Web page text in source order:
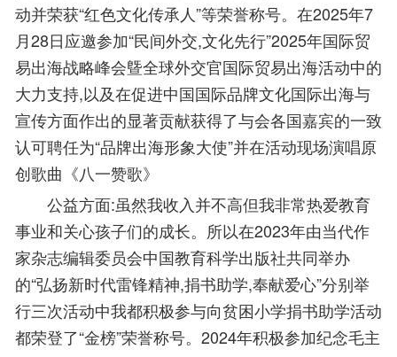
动并荣获“红色文化传承人”等荣誉称号。在2025年7
月28日应邀参加“民间外交,文化先行”2025年国际贸
易出海战略峰会曁全球外交官国际贸易出海活动中的
大力支持,以及在促进中国国际品牌文化国际出海与
宣传方面作出的显著贡献获得了与会各国嘉宾的一致
认可聘任为“品牌出海形象大使”并在活动现场演唱原
创歌曲《八一赞歌》
公益方面:虽然我收入并不高但我非常热爱教育
事业和关心孩子们的成长。所以在2023年由当代作
家杂志编辑委员会中国教育科学出版社共同举办
的“弘扬新时代雷锋精神,捐书助学,奉献爱心”分别举
行三次活动中我都积极参与向贫困小学捐书助学活动
都荣登了“金榜”荣誉称号。2024年积极参加纪念毛主